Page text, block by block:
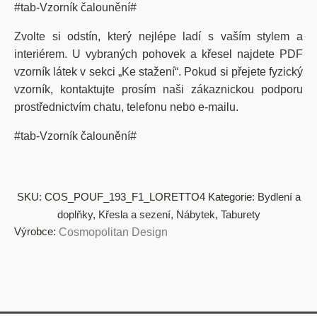
#tab-Vzorník čalounění#
Zvolte si odstín, který nejlépe ladí s vaším stylem a
interiérem. U vybraných pohovek a křesel najdete PDF
vzorník látek v sekci „Ke stažení“. Pokud si přejete fyzický
vzorník, kontaktujte prosím naši zákaznickou podporu
prostřednictvím chatu, telefonu nebo e-mailu.
#tab-Vzorník čalounění#
SKU: COS_POUF_193_F1_LORETTO4 Kategorie: Bydlení a
doplňky, Křesla a sezení, Nábytek, Taburety
Výrobce: Cosmopolitan Design